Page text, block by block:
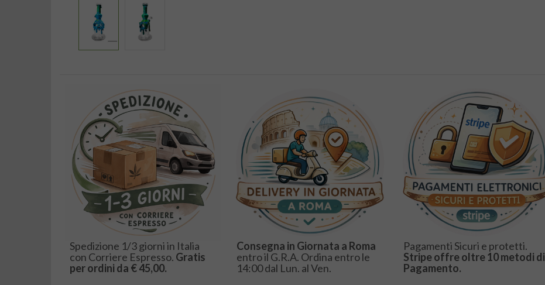
Spedizione 1/3 giorni in Italia
con Corriere Espresso. Gratis
per ordini da € 45,00.
Consegna in Giornata a Roma
entro il G.R.A. Ordina entro le
14:00 dal Lun. al Ven.
Pagamenti Sicuri e protetti.
Stripe offre oltre 10 metodi di
Pagamento.